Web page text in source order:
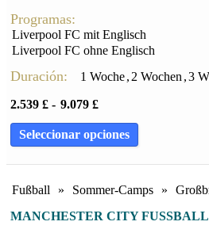
Programas:
Liverpool FC mit Englisch
Liverpool FC ohne Englisch
Duración: 1 Woche , 2 Wochen ,3
2.539 £ - 9.079 £
Seleccionar opciones
Fußball » Sommer-Camps »
MANCHESTER CITY